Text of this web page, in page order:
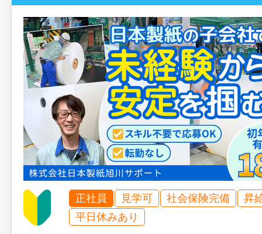
正社員 見学可 社会保険完備
昇
平日休みあり